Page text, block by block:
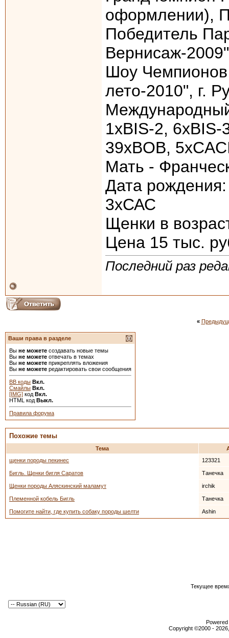
оформлении),
Победитель
Вернисаж-
Шоу
лето-2010", г.
1xBIS-2,
39хBOB,
Мать -
Дата
3хСАС
Щенки в
Цена 15 тыс.
Последний раз
«
Ваши права в разделе
Вы не можете создавать новые темы
Вы не можете отвечать в темах
Вы не можете прикреплять вложения
Вы не можете редактировать свои сообщения
BB коды Вкл.
Смайлы Вкл.
[IMG] код Вкл.
HTML код Выкл.
Правила форума
Похожие темы
Тема
щенки породы пекинес
123321
Бигль. Щенки бигля Саратов Танечка
Щенки породы Аляскинский маламут irchik
Племенной кобель Бигль Танечка
Помогите найти, где купить собаку породы шелти Ashin
Текущее
Copyright ©2000 -